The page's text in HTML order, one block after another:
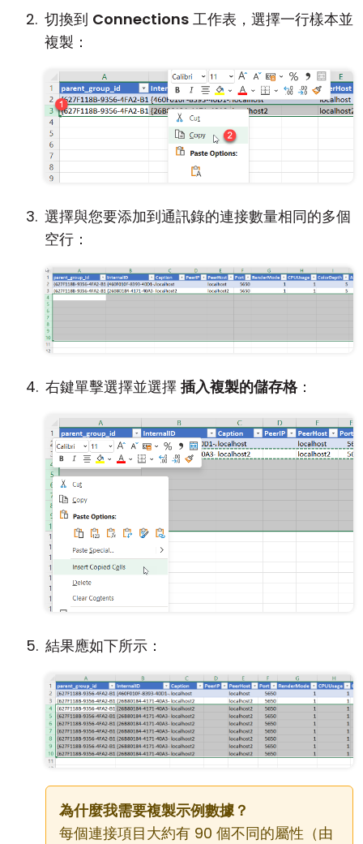
切換到 Connections 工作表，選擇一行樣本並
複製：
選擇與您要添加到通訊錄的連接數量相同的多個
空行：
右鍵單擊選擇並選擇 插入複製的儲存格：
結果應如下所示：
為什麼我需要複製示例數據？
每個連接項目大約有 90 個不同的屬性（由